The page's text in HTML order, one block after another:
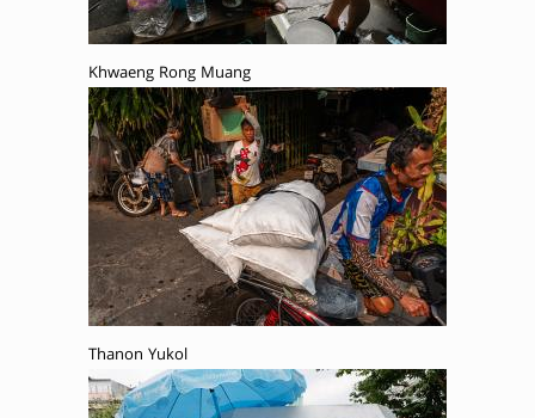
Khwaeng Rong Muang
Thanon Yukol